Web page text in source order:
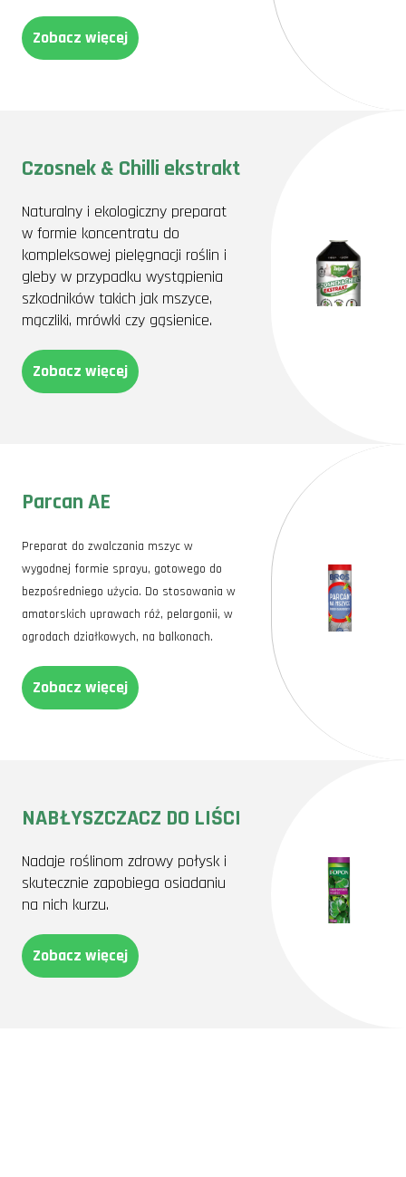
Zobacz więcej
Czosnek & Chilli ekstrakt
Naturalny i ekologiczny preparat
w formie koncentratu do
kompleksowej pielęgnacji roślin i
gleby w przypadku wystąpienia
szkodników takich jak mszyce,
mączliki, mrówki czy gąsienice.
Zobacz więcej
Parcan AE
Preparat do zwalczania mszyc w
wygodnej formie sprayu, gotowego do
bezpośredniego użycia. Do stosowania w
amatorskich uprawach róż, pelargonii, w
ogrodach działkowych, na balkonach.
Zobacz więcej
NABŁYSZCZACZ DO LIŚCI
Nadaje roślinom zdrowy połysk i
skutecznie zapobiega osiadaniu
na nich kurzu.
Zobacz więcej